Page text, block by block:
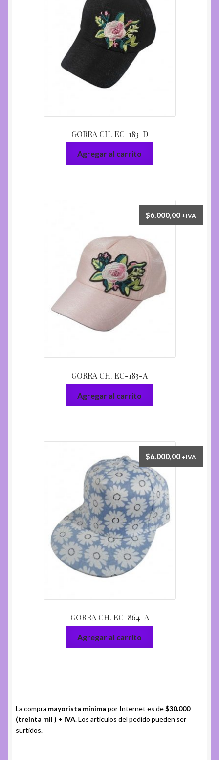
GORRA CH. EC-183-D
Agregar al carrito
GORRA CH. EC-183-A
$6.000,00 +IVA
Agregar al carrito
GORRA CH. EC-864-A
$6.000,00 +IVA
Agregar al carrito
La compra mayorista mínima por Internet es de$30.000
(treinta mil ) + IVA. Los artículos del pedido pueden ser
surtidos.